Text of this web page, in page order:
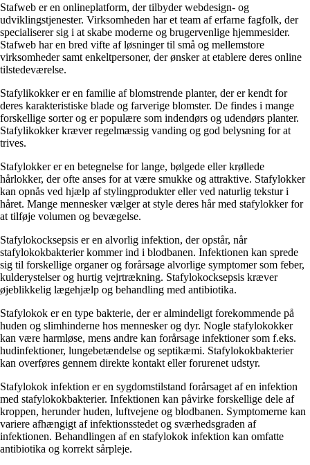
Stafweb er en onlineplatform, der tilbyder webdesign- og
udviklingstjenester. Virksomheden har et team af erfarne fagfolk, der
specialiserer sig i at skabe moderne og brugervenlige hjemmesider.
Stafweb har en bred vifte af løsninger til små og mellemstore
virksomheder samt enkeltpersoner, der ønsker at etablere deres online
tilstedeværelse.
Stafylikokker er en familie af blomstrende planter, der er kendt for
deres karakteristiske blade og farverige blomster. De findes i mange
forskellige sorter og er populære som indendørs og udendørs planter.
Stafylikokker kræver regelmæssig vanding og god belysning for at
trives.
Stafylokker er en betegnelse for lange, bølgede eller krøllede
hårlokker, der ofte anses for at være smukke og attraktive. Stafylokker
kan opnås ved hjælp af stylingprodukter eller ved naturlig tekstur i
håret. Mange mennesker vælger at style deres hår med stafylokker for
at tilføje volumen og bevægelse.
Stafylokocksepsis er en alvorlig infektion, der opstår, når
stafylokokbakterier kommer ind i blodbanen. Infektionen kan sprede
sig til forskellige organer og forårsage alvorlige symptomer som feber,
kulderystelser og hurtig vejrtrækning. Stafylokocksepsis kræver
øjeblikkelig lægehjælp og behandling med antibiotika.
Stafylokok er en type bakterie, der er almindeligt forekommende på
huden og slimhinderne hos mennesker og dyr. Nogle stafylokokker
kan være harmløse, mens andre kan forårsage infektioner som f.eks.
hudinfektioner, lungebetændelse og septikæmi. Stafylokokbakterier
kan overføres gennem direkte kontakt eller forurenet udstyr.
Stafylokok infektion er en sygdomstilstand forårsaget af en infektion
med stafylokokbakterier. Infektionen kan påvirke forskellige dele af
kroppen, herunder huden, luftvejene og blodbanen. Symptomerne kan
variere afhængigt af infektionsstedet og sværhedsgraden af
infektionen. Behandlingen af en stafylokok infektion kan omfatte
antibiotika og korrekt sårpleje.